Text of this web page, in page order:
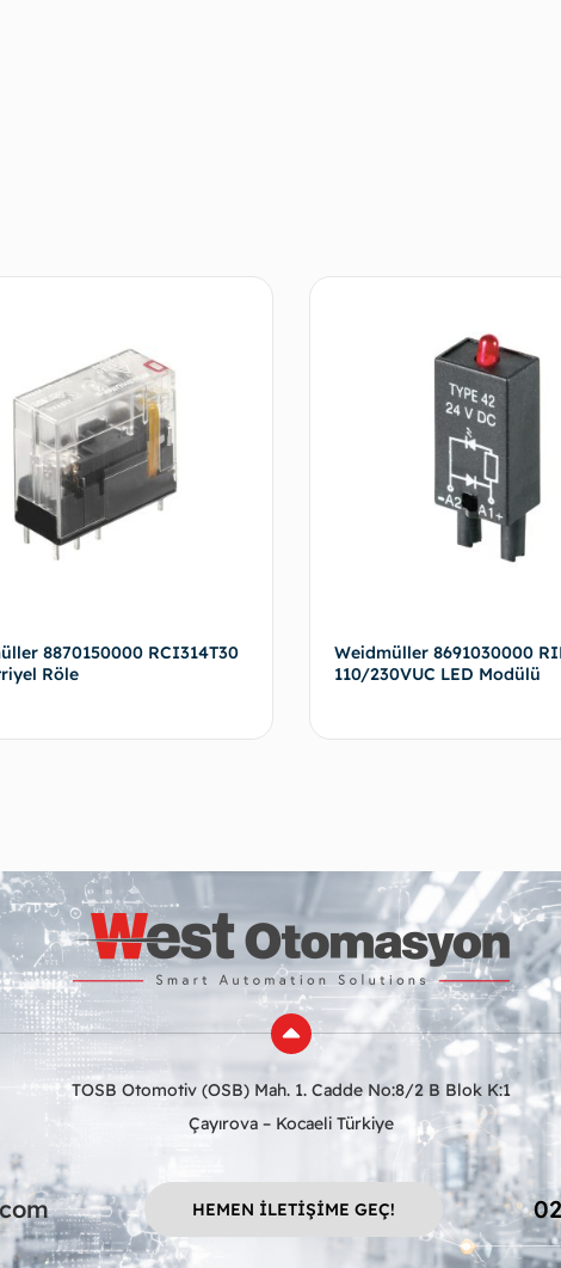
8870150000 RCI314T30
Röle
Weidmüller 8691030000
110/230VUC LED Modülü
TOSB Otomotiv (OSB) Mah. 1. Cadde No:8/2 B Blok K:1
Çayırova – Kocaeli Türkiye
HEMEN İLETİŞİME GEÇ!